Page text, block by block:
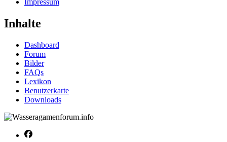
Inhalte
Dashboard
Forum
Bilder
FAQs
Lexikon
Benutzerkarte
Downloads